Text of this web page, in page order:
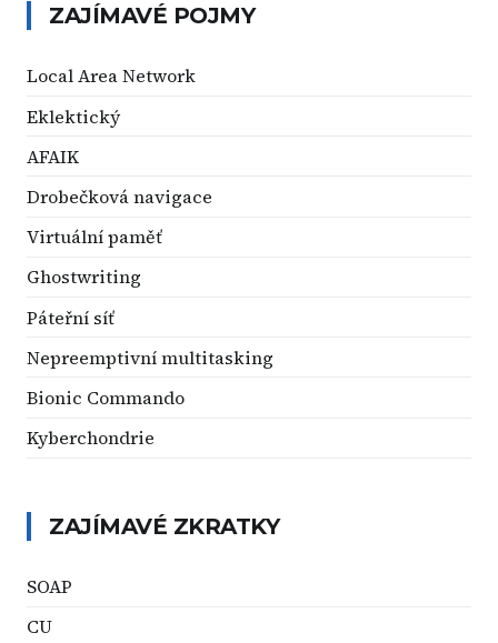
ZAJÍMAVÉ POJMY
Local Area Network
Eklektický
AFAIK
Drobečková navigace
Virtuální paměť
Ghostwriting
Páteřní síť
Nepreemptivní multitasking
Bionic Commando
Kyberchondrie
ZAJÍMAVÉ ZKRATKY
SOAP
CU